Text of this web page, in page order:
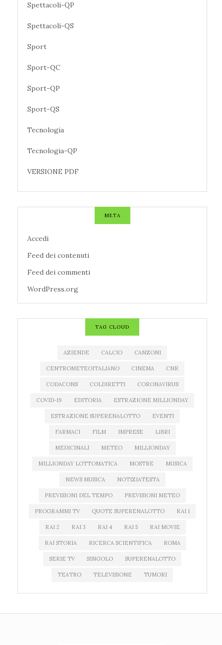
Spettacoli-QP
Spettacoli-QS
Sport
Sport-QC
Sport-QP
Sport-QS
Tecnologia
Tecnologia-QP
VERSIONE PDF
META
Accedi
Feed dei contenuti
Feed dei commenti
WordPress.org
TAG CLOUD
AZIENDE CALCIO CANZONI
CENTROMETEOITALIANO CINEMA CNR
CODACONS COLDIRETTI CORONAVIRUS
COVID-19 EDITORIA ESTRAZIONE MILLIONDAY
ESTRAZIONE SUPERENALOTTO EVENTI
FARMACI FILM IMPRESE LIBRI
MEDICINALI METEO MILLIONDAY
MILLIONDAY LOTTOMATICA MOSTRE MUSICA
NEWS MUSICA NOTIZIATESTA
PREVISIONI DEL TEMPO PREVISIONI METEO
PROGRAMMI TV QUOTE SUPERENALOTTO RAI 1
RAI 2 RAI 3 RAI 4 RAI 5 RAI MOVIE
RAI STORIA RICERCA SCIENTIFICA ROMA
SERIE TV SINGOLO SUPERENALOTTO
TEATRO TELEVISIONE TUMORI